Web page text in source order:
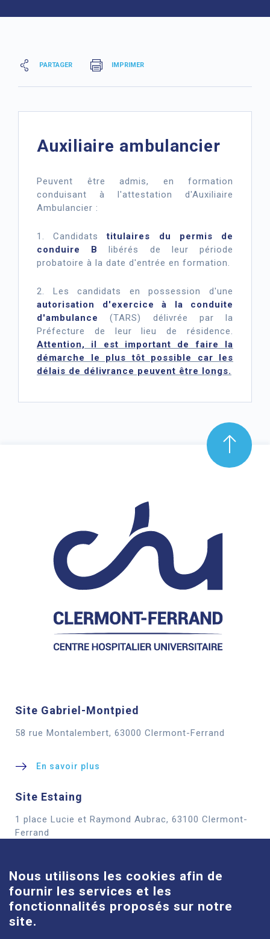
PARTAGER IMPRIMER
Auxiliaire ambulancier
Peuvent être admis, en formation
conduisant à l'attestation d'Auxiliaire
Ambulancier :
1. Candidatstitulaires du permis de
conduire B
libérés de leur période
probatoire à la date d'entrée en formation.
2. Les candidats en possession d'une
autorisation d'exercice à la conduite
d'ambulance
(TARS) délivrée par la
Préfecture de leur lieu de résidence.
Attention, il est important de faire la
démarche le plus tôt possible car les
délais de délivrance peuvent être longs.
Site Gabriel-Montpied
58 rue Montalembert, 63000 Clermont-Ferrand
En savoir plus
Site Estaing
1 place Lucie et Raymond Aubrac, 63100 Clermont-
Ferrand
Site Louise-Michel
61 route de Châteaugay, 63118 Cébazat
Nous utilisons les cookies afin de
fournir les services et les
fonctionnalités proposés sur notre
site.